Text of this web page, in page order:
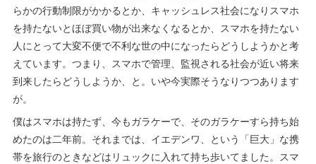
らかの行動制限がかかるとか、キャッシュレス社会になりスマホ
を持たないとほぼ買い物が出来なくなるとか、スマホを持たない
人にとって大変不便で不利な世の中になったらどうしようかと考
えています。つまり、スマホで管理、監視される社会が近い将来
到来したらどうしようか、と。いや今実際そうなりつつあります
が。
僕はスマホは持たず、今もガラケーで、そのガラケーすら持ち始
めたのは二年前。それまでは、イエデンワ、という「巨大」な携
帯を旅行のときなどはリュックに入れて持ち歩いてました。スマ